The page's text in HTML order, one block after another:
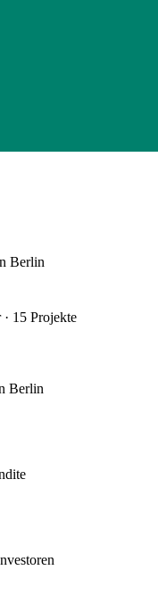
Berlin
· 15 Projekte
Berlin